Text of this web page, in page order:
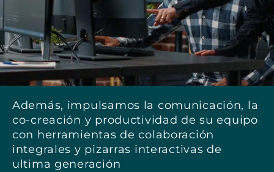
Además, impulsamos la comunicación, la
co-creación y productividad de su equipo
con herramientas de colaboración
integrales y pizarras interactivas de
ultima generación